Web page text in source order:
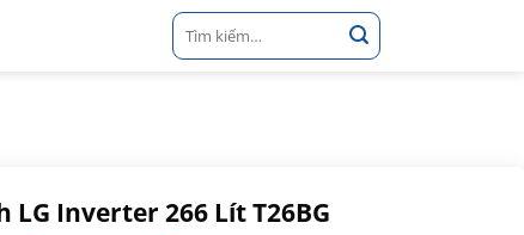
Tìm
kiếm:
LG Inverter 266 Lít T26BG